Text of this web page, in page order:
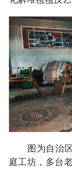
图为自治区
庭工坊，多台